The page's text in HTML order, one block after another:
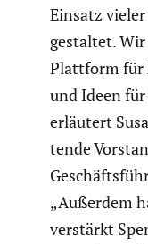
Einsatz
gestaltet.
Plattform für
und Ideen
erläutert
tende
„Außerdem
verstärkt